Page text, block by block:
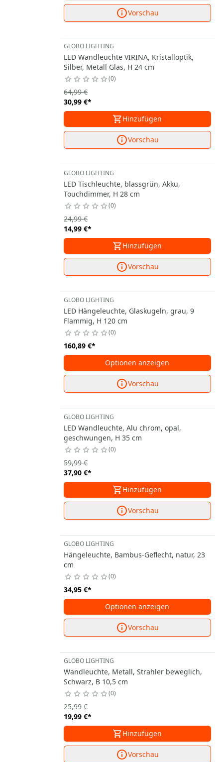
Vorschau
GLOBO LIGHTING
LED Wandleuchte VIRINA, Kristalloptik,
Silber, Metall Glas, H 24 cm
0
30,99 €*
64,99 €
Hinzufügen
Vorschau
GLOBO LIGHTING
LED Tischleuchte, blassgrün, Akku,
Touchdimmer, H 28 cm
0
14,99 €*
24,99 €
Hinzufügen
Vorschau
GLOBO LIGHTING
LED Hängeleuchte, Glaskugeln, grau, 9
Flammig, H 120 cm
0
160,89 €*
Optionen anzeigen
Vorschau
GLOBO LIGHTING
LED Wandleuchte, Alu chrom, opal,
geschwungen, H 35 cm
0
37,90 €*
59,99 €
Hinzufügen
Vorschau
GLOBO LIGHTING
Hängeleuchte, Bambus-Geflecht, natur, 23
cm
0
34,95 €*
Optionen anzeigen
Vorschau
GLOBO LIGHTING
Wandleuchte, Metall, Strahler beweglich,
Schwarz, B 10,5 cm
0
19,99 €*
25,99 €
Hinzufügen
Vorschau